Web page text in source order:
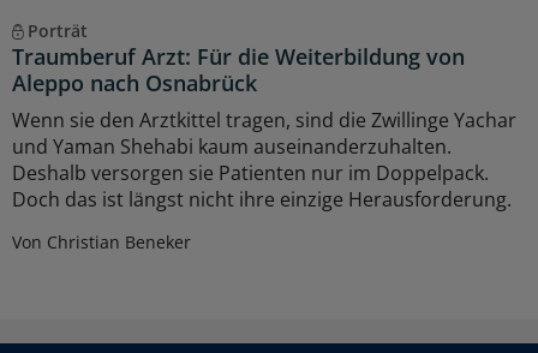
Porträt
Traumberuf Arzt: Für die Weiterbildung von
Aleppo nach Osnabrück
Wenn sie den Arztkittel tragen, sind die Zwillinge Yachar
und Yaman Shehabi kaum auseinanderzuhalten.
Deshalb versorgen sie Patienten nur im Doppelpack.
Doch das ist längst nicht ihre einzige Herausforderung.
Von Christian Beneker